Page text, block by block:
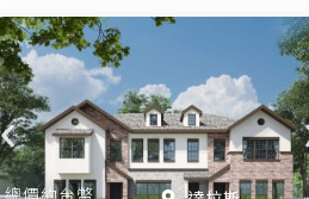
總價約台幣